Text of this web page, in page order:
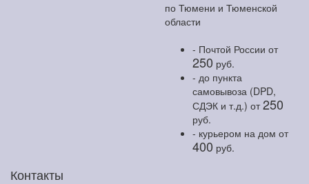
по Тюмени и Тюменской
области
- Почтой России от
250 руб.
- до пункта
самовывоза (DPD,
СДЭК и т.д.) от250
руб.
- курьером на дом от
400 руб.
Контакты